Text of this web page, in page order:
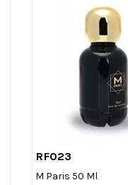
RF023
M Paris 50 Ml